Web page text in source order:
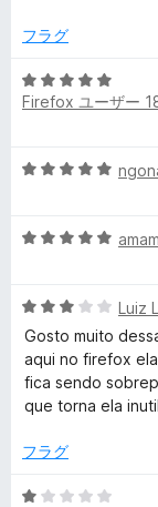
の
価
フラグ
5
段
5
価
Firefox ユーザー
5
中
評
価
5
中
5
の
評
価
5
段
階
中
3
評
Luiz
Gosto muito
aqui no firefox
fica sendo
que torna ela
フラグ
5